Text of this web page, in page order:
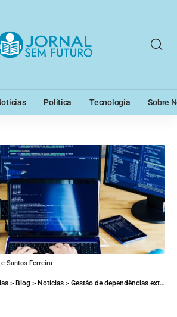
Política Tecnologia Sobre
Santos Ferreira
> Blog > Notícias > Gestão de dependências externas em projetos de software: O risco invisível que atrasa entregas e nunca está no plano